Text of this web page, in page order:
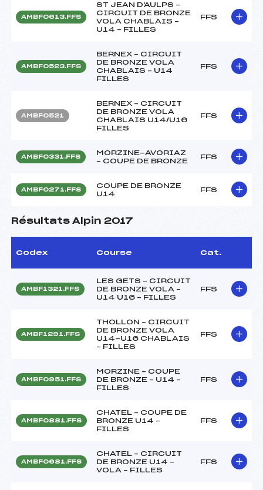
AMBF0613.FFS
ST JEAN D'AULPS –
CIRCUIT DE BRONZE
VOLA CHABLAIS –
U14 – FILLES
FFS
AMBF0523.FFS
BERNEX – CIRCUIT
DE BRONZE VOLA
CHABLAIS – U14
FILLES
FFS
AMBF0521
BERNEX – CIRCUIT
DE BRONZE VOLA
CHABLAIS U14/U16
FILLES
FFS
AMBF0331.FFS
MORZINE-AVORIAZ
– COUPE DE BRONZE
FFS
AMBF0271.FFS
COUPE DE BRONZE
U14
FFS
Résultats Alpin 2017
Codex Course Cat.
AMBF1321.FFS
LES GETS – CIRCUIT
DE BRONZE VOLA –
U14 U16 – FILLES
FFS
AMBF1291.FFS
THOLLON – CIRCUIT
DE BRONZE VOLA
U14-U16 CHABLAIS
– FILLES
FFS
AMBF0951.FFS
MORZINE – COUPE
DE BRONZE – U14 –
FILLES
FFS
AMBF0881.FFS
CHATEL – COUPE DE
BRONZE U14 –
FILLES
FFS
AMBF0681.FFS
CHATEL – CIRCUIT
DE BRONZE U14 –
VOLA – FILLES
FFS